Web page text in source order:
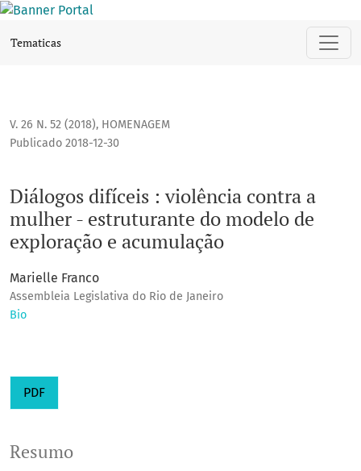
Diálogos difíceis : violência contra a mulher - estruturante
Tematicas
V. 26 N. 52 (2018), HOMENAGEM
Diálogos difíceis : violência contra a
mulher - estruturante do modelo de
exploração e acumulação
Publicado 2018-12-30
Marielle Franco
Assembleia Legislativa do Rio de Janeiro
Bio
PDF
Resumo